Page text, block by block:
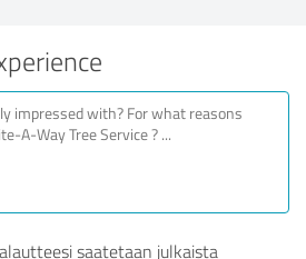
saatetaan julkaista